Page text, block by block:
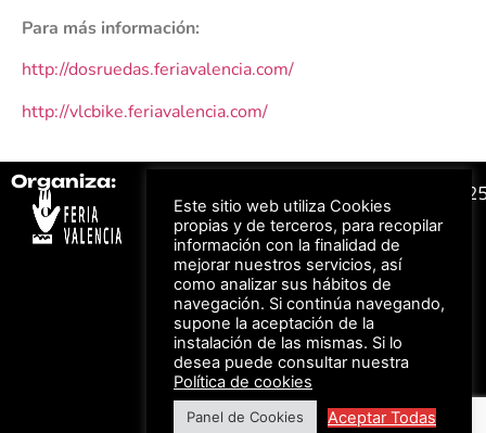
Para más información:
http://dosruedas.feriavalencia.com/
http://vlcbike.feriavalencia.com/
Organiza:
Bonos descuento para
los viajes a ferias
organizadas por Feria
Valencia al obtener tu
entrada
Descuento en tarifas
de hotel durante
ferias organizadas
Aviso Legal –
de Privacidad
© Feria Valencia, todos
los derechos reservados
Este sitio web utiliza Cookies
propias y de terceros, para recopilar
información con la finalidad de
mejorar nuestros servicios, así
como analizar sus hábitos de
navegación. Si continúa navegando,
supone la aceptación de la
instalación de las mismas. Si lo
desea puede consultar nuestra
Política de cookies
Panel de Cookies Aceptar Todas